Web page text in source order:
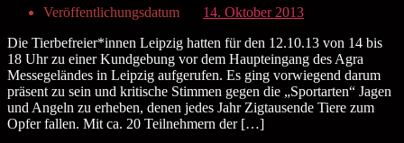
Veröffentlichungsdatum
14. Oktober 2013
Die Tierbefreier*innen Leipzig hatten für den 12.10.13 von 14 bis
18 Uhr zu einer Kundgebung vor dem Haupteingang des Agra
Messegeländes in Leipzig aufgerufen. Es ging vorwiegend darum
präsent zu sein und kritische Stimmen gegen die „Sportarten“ Jagen
und Angeln zu erheben, denen jedes Jahr Zigtausende Tiere zum
Opfer fallen. Mit ca. 20 Teilnehmern der […]